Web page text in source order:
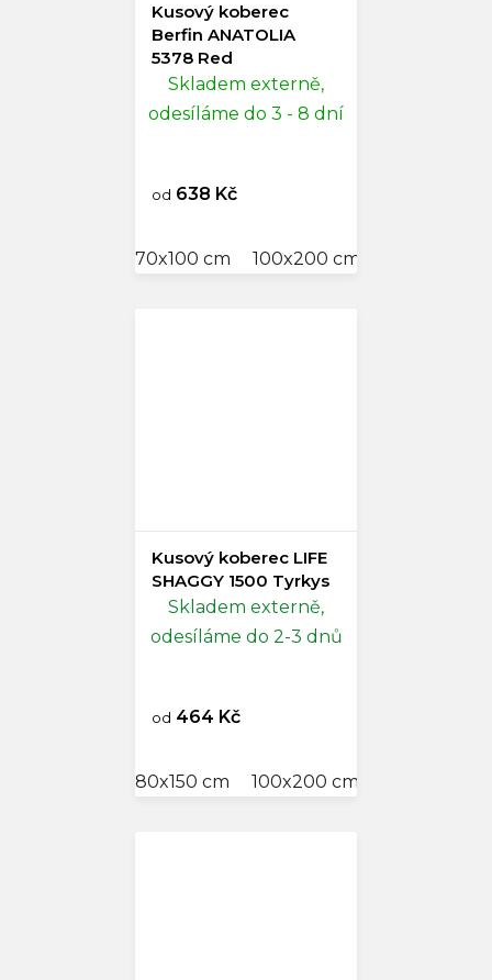
Kusový koberec
Berfin ANATOLIA
5378 Red
Skladem externě,
odesíláme do 3 - 8 dní
od 638 Kč
70x100 cm 100x200 cm
Kusový koberec LIFE
SHAGGY 1500 Tyrkys
Skladem externě,
odesíláme do 2-3 dnů
od 464 Kč
80x150 cm 100x200 cm